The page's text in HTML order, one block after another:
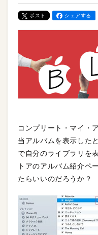
ポスト シェアする
コンプリート・マイ・
当アルバムを表示した
で自分のライブラリを
トアのアルバム紹介ペ
たらいいのだろうか？